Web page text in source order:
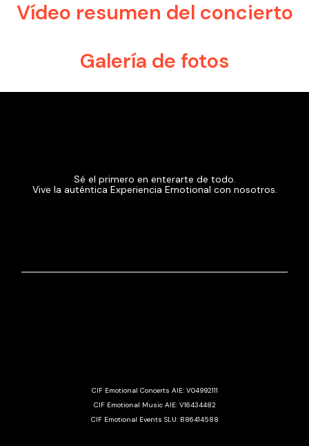
Vídeo resumen del concierto
Galería de fotos
Sé el primero en enterarte de todo.
Vive la auténtica Experiencia Emotional con nosotros.
CIF Emotional Concerts AIE: V04992111
CIF Emotional Music AIE: V16434482
CIF Emotional Events SLU: B86414588